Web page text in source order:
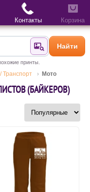
Найти поНайти
принты.
Транспорт Мото
(БАЙКЕРОВ)
Контакты Корзина